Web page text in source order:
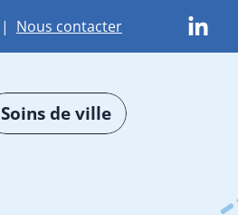
| Nous contacter
Soins de ville